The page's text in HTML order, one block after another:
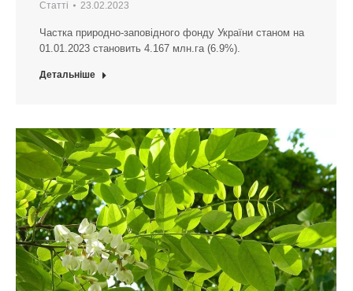
Статті 23.02.2023
Частка природно-заповідного фонду України станом на
01.01.2023 становить 4.167 млн.га (6.9%).
Детальніше